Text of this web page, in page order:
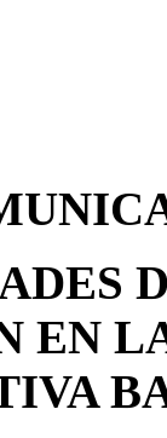
EN